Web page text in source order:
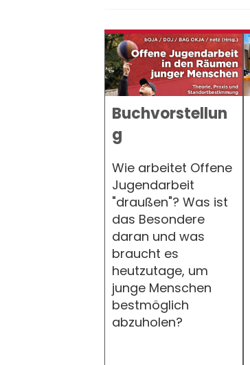
Buchvorstellun
g
Wie arbeitet Offene
Jugendarbeit
"draußen"? Was ist
das Besondere
daran und was
braucht es
heutzutage, um
junge Menschen
bestmöglich
abzuholen?